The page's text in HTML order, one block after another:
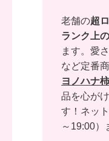
老舗の超
ランク上
ます。愛
など定番
ヨノハナ
品を心が
す！ネッ
～19:00）